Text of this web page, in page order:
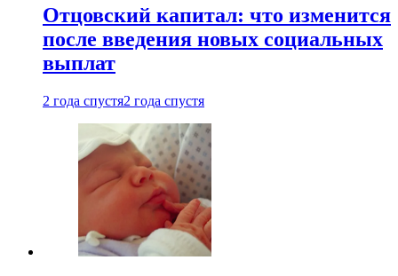
Отцовский капитал: что изменится
после введения новых социальных
выплат
2 года спустя2 года спустя